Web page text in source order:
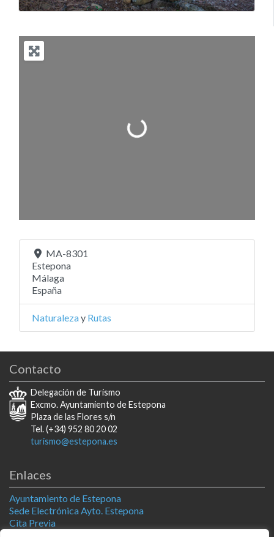
+
MA-8301
Estepona
Málaga
España
Naturalezay Rutas
Contacto
Delegación de Turismo
Excmo. Ayuntamiento de Estepona
Plaza de las Flores s/n
Tel. (+34) 952 80 20 02
turismo@estepona.es
Enlaces
Ayuntamiento de Estepona
Sede Electrónica Ayto. Estepona
Cita Previa